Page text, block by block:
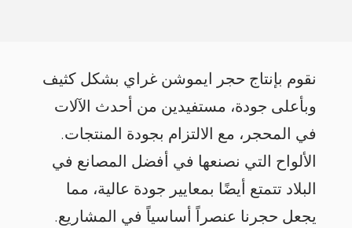
نقوم بإنتاج حجر ايموشن غراي بشكل كثيف
وبأعلى جودة، مستفيدين من أحدث الآلات
في المحجر، مع الالتزام بجودة المنتجات.
الألواح التي نصنعها في أفضل المصانع في
البلاد تتمتع أيضًا بمعايير جودة عالية، مما
يجعل حجرنا عنصراً أساسياً في المشاريع.